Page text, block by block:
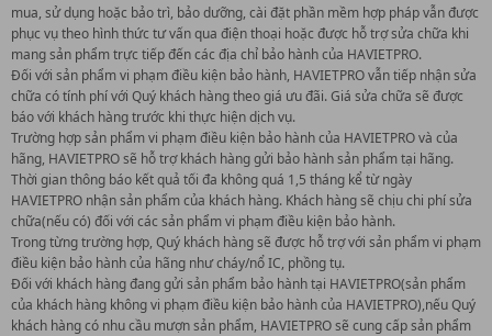
mua, sử dụng hoặc bảo trì, bảo dưỡng, cài đặt phần mềm hợp pháp vẫn được
phục vụ theo hình thức tư vấn qua điện thoại hoặc được hỗ trợ sửa chữa khi
mang sản phẩm trực tiếp đến các địa chỉ bảo hành của HAVIETPRO.
Đối với sản phẩm vi phạm điều kiện bảo hành, HAVIETPRO vẫn tiếp nhận sửa
chữa có tính phí với Quý khách hàng theo giá ưu đãi. Giá sửa chữa sẽ được
báo với khách hàng trước khi thực hiện dịch vụ.
Trường hợp sản phẩm vi phạm điều kiện bảo hành của HAVIETPRO và của
hãng, HAVIETPRO sẽ hỗ trợ khách hàng gửi bảo hành sản phẩm tại hãng.
Thời gian thông báo kết quả tối đa không quá 1,5 tháng kể từ ngày
HAVIETPRO nhận sản phẩm của khách hàng. Khách hàng sẽ chịu chi phí sửa
chữa(nếu có) đối với các sản phẩm vi phạm điều kiện bảo hành.
Trong từng trường hợp, Quý khách hàng sẽ được hỗ trợ với sản phẩm vi phạm
điều kiện bảo hành của hãng như cháy/nổ IC, phồng tụ.
Đối với khách hàng đang gửi sản phẩm bảo hành tại HAVIETPRO(sản phẩm
của khách hàng không vi phạm điều kiện bảo hành của HAVIETPRO),nếu Quý
khách hàng có nhu cầu mượn sản phẩm, HAVIETPRO sẽ cung cấp sản phẩm